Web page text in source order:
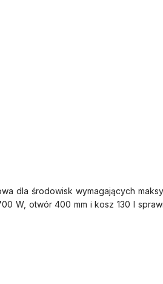
dla środowisk wymagających
W, otwór 400 mm i kosz 130 l